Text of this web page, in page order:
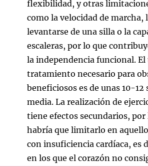
flexibilidad, y otras
como la velocidad de marcha,
levantarse de una silla o la
escaleras, por lo que
la independencia funcional. El
tratamiento necesario para
beneficiosos es de unas 10-12
media. La realización de
tiene efectos secundarios, por
habría que limitarlo en
con insuficiencia cardíaca, es
en los que el corazón no